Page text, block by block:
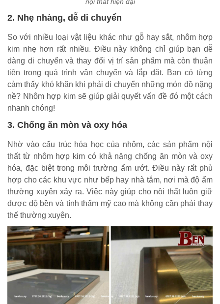
2. Nhẹ nhàng, dễ di chuyển
So với nhiều loại vật liệu khác như gỗ hay sắt, nhôm hợp
kim nhẹ hơn rất nhiều. Điều này không chỉ giúp bạn dễ
dàng di chuyển và thay đổi vị trí sản phẩm mà còn thuận
tiện trong quá trình vận chuyển và lắp đặt. Bạn có từng
cảm thấy khó khăn khi phải di chuyển những món đồ nặng
nề? Nhôm hợp kim sẽ giúp giải quyết vấn đề đó một cách
nhanh chóng!
3. Chống ăn mòn và oxy hóa
Nhờ vào cấu trúc hóa học của nhôm, các sản phẩm nội
thất từ nhôm hợp kim có khả năng chống ăn mòn và oxy
hóa, đặc biệt trong môi trường ẩm ướt. Điều này rất phù
hợp cho các khu vực như bếp hay nhà tắm, nơi mà độ ẩm
thường xuyên xảy ra. Việc này giúp cho nội thất luôn giữ
được độ bền và tính thẩm mỹ cao mà không cần phải thay
thế thường xuyên.